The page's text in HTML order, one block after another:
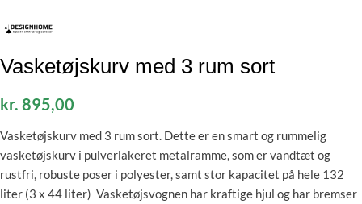
Vasketøjskurv med 3 rum sort
kr. 895,00
Vasketøjskurv med 3 rum sort. Dette er en smart og rummelig
vasketøjskurv i pulverlakeret metalramme, som er vandtæt og
rustfri, robuste poser i polyester, samt stor kapacitet på hele 132
liter (3 x 44 liter) Vasketøjsvognen har kraftige hjul og har bremser